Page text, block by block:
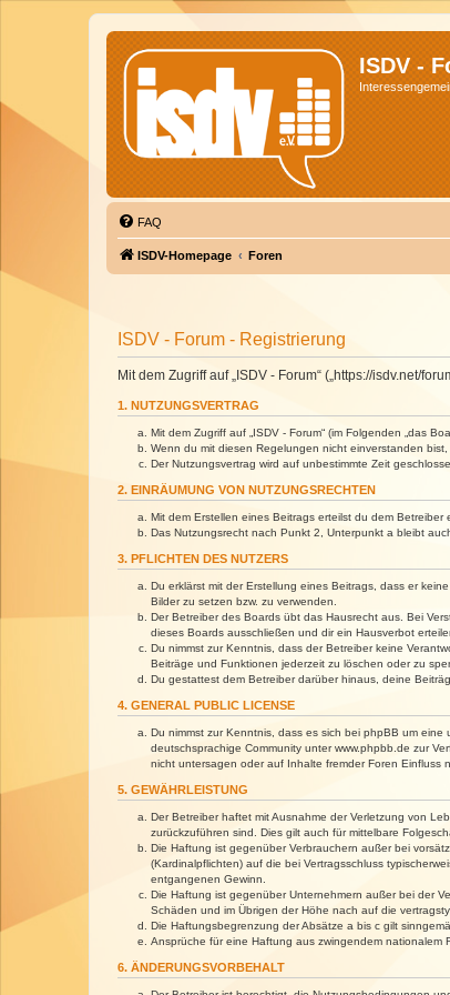
ISDV -
FAQ
ISDV-Homepage Foren
ISDV - Forum - Registrierung
Mit dem Zugriff auf „ISDV - Forum“ („https://isdv.net/
1. NUTZUNGSVERTRAG
Mit dem Zugriff auf „ISDV - Forum“ (im Folgenden „das
Wenn du mit diesen Regelungen nicht einverstanden
Der Nutzungsvertrag wird auf unbestimmte Zeit
2. EINRÄUMUNG VON NUTZUNGSRECHTEN
Mit dem Erstellen eines Beitrags erteilst du dem
Das Nutzungsrecht nach Punkt 2, Unterpunkt a bleibt
3. PFLICHTEN DES NUTZERS
Du erklärst mit der Erstellung eines Beitrags, dass er
Bilder zu setzen bzw. zu verwenden.
Der Betreiber des Boards übt das Hausrecht aus. Bei
dieses Boards ausschließen und dir ein Hausverbot
Du nimmst zur Kenntnis, dass der Betreiber keine
Beiträge und Funktionen jederzeit zu löschen oder zu
Du gestattest dem Betreiber darüber hinaus, deine
4. GENERAL PUBLIC LICENSE
Du nimmst zur Kenntnis, dass es sich bei phpBB um eine
deutschsprachige Community unter www.phpbb.de zur
nicht untersagen oder auf Inhalte fremder Foren Einfluss
5. GEWÄHRLEISTUNG
Der Betreiber haftet mit Ausnahme der Verletzung von
zurückzuführen sind. Dies gilt auch für mittelbare
Die Haftung ist gegenüber Verbrauchern außer bei
(Kardinalpflichten) auf die bei Vertragsschluss
entgangenen Gewinn.
Die Haftung ist gegenüber Unternehmern außer bei der
Schäden und im Übrigen der Höhe nach auf die
Die Haftungsbegrenzung der Absätze a bis c gilt
Ansprüche für eine Haftung aus zwingendem nationalem
6. ÄNDERUNGSVORBEHALT